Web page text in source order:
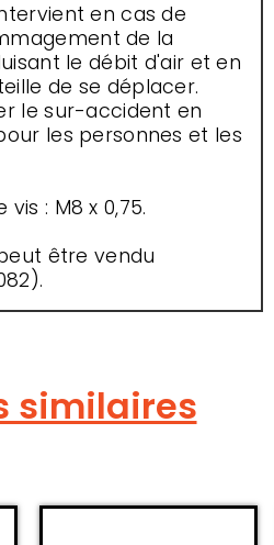
en cas de
de la
le débit d'air et en
de se déplacer.
le sur-accident en
les personnes et les
: M8 x 0,75.
être vendu
similaires